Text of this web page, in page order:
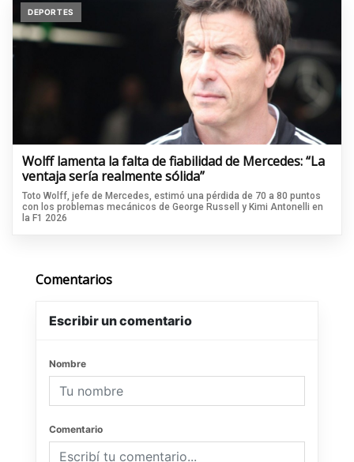
DEPORTES
Wolff lamenta la falta de fiabilidad de Mercedes: “La
ventaja sería realmente sólida”
Toto Wolff, jefe de Mercedes, estimó una pérdida de 70 a 80 puntos
con los problemas mecánicos de George Russell y Kimi Antonelli en
la F1 2026
Comentarios
Escribir un comentario
Nombre
Comentario